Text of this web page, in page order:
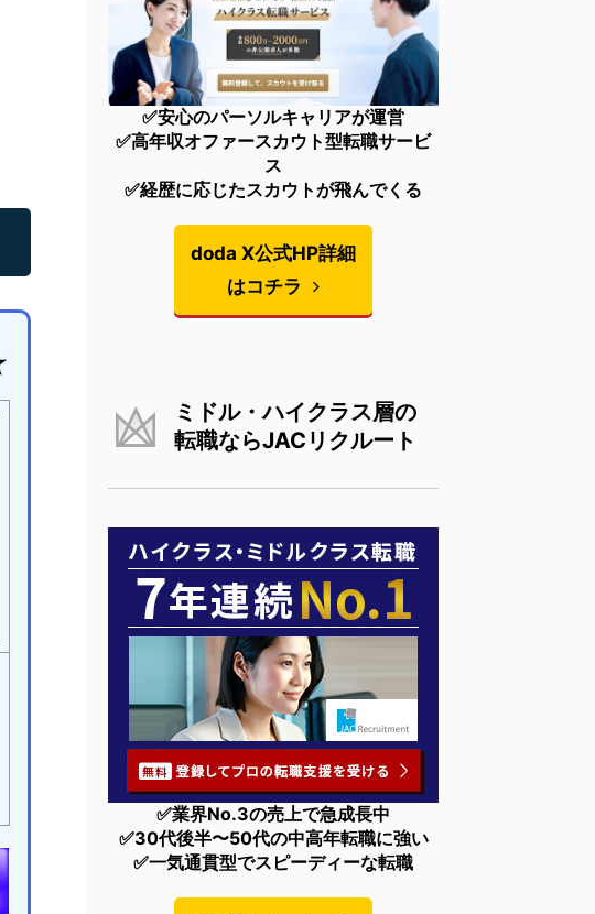
✅安心のパーソルキャリアが運営
✅高年収オファースカウト型転職サービ
ス
✅経歴に応じたスカウトが飛んでくる
doda X公式HP詳細
はコチラ
ミドル・ハイクラス層の
転職ならJACリクルート
✅業界No.3の売上で急成長中
✅30代後半〜50代の中高年転職に強い
✅一気通貫型でスピーディーな転職